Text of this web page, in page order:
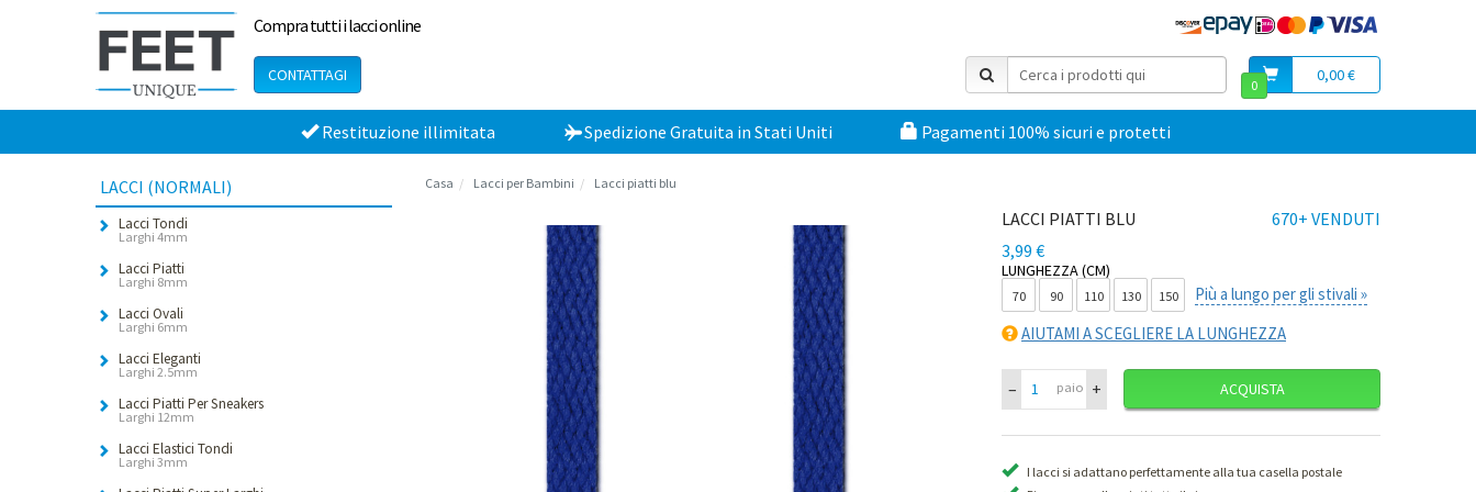
Compra tutti i lacci online
CONTATTAGI 0,00 €
0
Restituzione illimitata Spedizione Gratuita in Stati Uniti Pagamenti 100% sicuri e protetti
LACCI (NORMALI)
Lacci Tondi
Larghi 4mm
Lacci Piatti
Larghi 8mm
Lacci Ovali
Larghi 6mm
Lacci Eleganti
Larghi 2.5mm
Lacci Piatti Per Sneakers
Larghi 12mm
Lacci Elastici Tondi
Larghi 3mm
Casa Lacci per Bambini Lacci piatti blu
670+ VENDUTI
LACCI PIATTI BLU
3,99 €
LUNGHEZZA (CM)
70 90 110 130 150
Più a lungo per gli stivali »
AIUTAMI A SCEGLIERE LA LUNGHEZZA
– paio + ACQUISTA
I lacci si adattano perfettamente alla tua casella postale